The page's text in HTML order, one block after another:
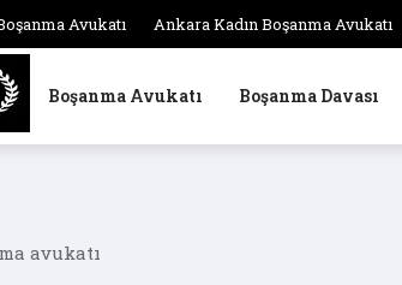
Avukatı Ankara Kadın Boşanma Avukatı
Boşanma Avukatı Boşanma Davası
avukatı